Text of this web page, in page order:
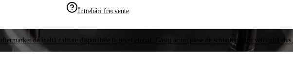
Întrebări frecvente
de înaltă calitate disponibile la nivel global. Găsiți acum piese de schimb pentru vehiculul dvs.